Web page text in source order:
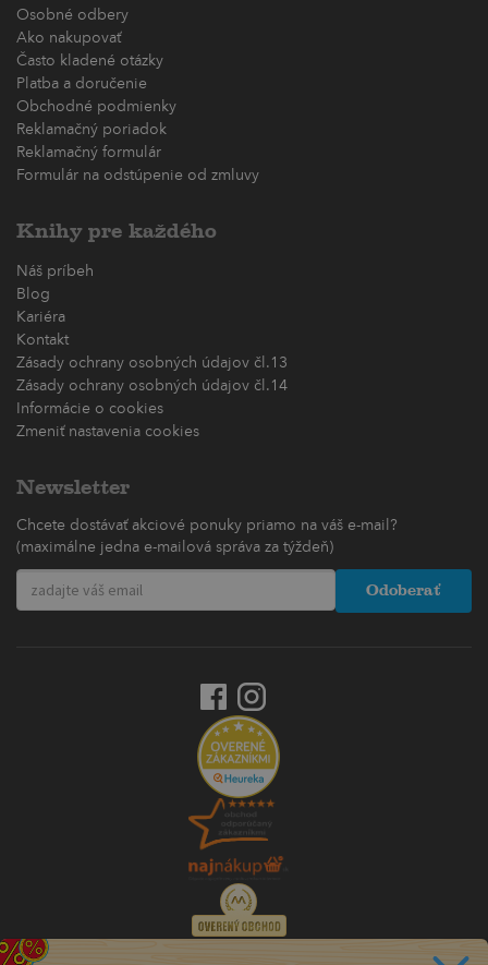
Osobné odbery
Ako nakupovať
Často kladené otázky
Platba a doručenie
Obchodné podmienky
Reklamačný poriadok
Reklamačný formulár
Formulár na odstúpenie od zmluvy
Knihy pre každého
Náš príbeh
Blog
Kariéra
Kontakt
Zásady ochrany osobných údajov čl.13
Zásady ochrany osobných údajov čl.14
Informácie o cookies
Zmeniť nastavenia cookies
Newsletter
Chcete dostávať akciové ponuky priamo na váš e-mail?
(maximálne jedna e-mailová správa za týždeň)
Odoberať